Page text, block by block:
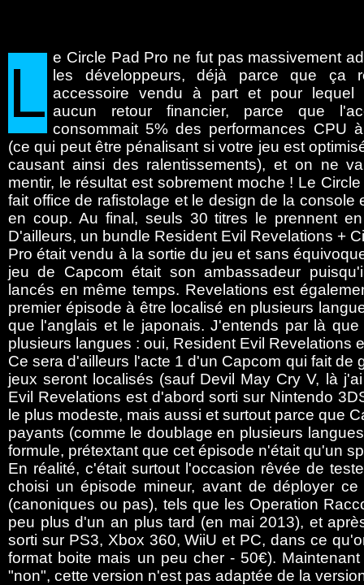
L e Circle Pad Pro ne fut pas massivement
les développeurs, déjà parce que ça
accessoire vendu à part et pour lequel
aucun retour financier, parce que
consommait 5% des performances CPU
(ce qui peut être pénalisant si votre jeu est
causant ainsi des ralentissements), et on ne
mentir, le résultat est sobrement moche ! Le
fait office de rafistolage et le design de la console
en coup. Au final, seuls 30 titres le prennent
D'ailleurs, un bundle Resident Evil Revelations +
Pro était vendu à la sortie du jeu et sans
jeu de Capcom était son ambassadeur
lancés en même temps. Revelations est
premier épisode à être localisé en plusieurs
que l'anglais et le japonais. J'entends par là
plusieurs langues : oui, Resident Evil Revelations
Ce sera d'ailleurs l'acte 1 d'un Capcom qui fait
jeux seront localisés (sauf Devil May Cry V, là
Evil Revelations est d'abord sorti sur Nintendo
le plus modeste, mais aussi et surtout parce que
payants (comme le doublage en plusieurs
formule, prétextant que cet épisode n'était qu'un
En réalité, c'était surtout l'occasion rêvée de
choisi un épisode mineur, avant de déployer
(canoniques ou pas), tels que les Operation
peu plus d'un an plus tard (en mai 2013), et
sorti sur PS3, Xbox 360, WiiU et PC, dans ce
format boite mais un peu cher - 50€).
"non", cette version n'est pas adaptée de la